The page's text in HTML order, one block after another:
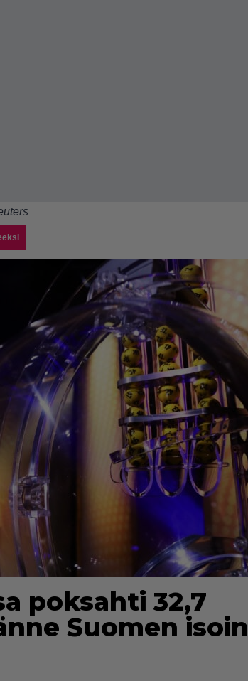
poksahti 32,7
Suomen isoin